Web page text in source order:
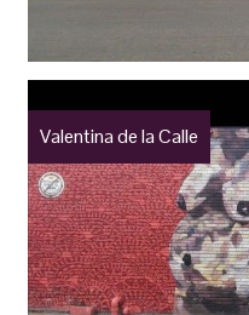
Valentina de la Calle